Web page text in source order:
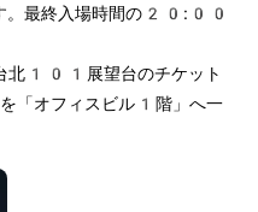
。最終入場時間の20:00
展望台のチケット
「オフィスビル1階」へ一